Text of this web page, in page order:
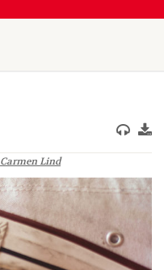
Carmen Lind